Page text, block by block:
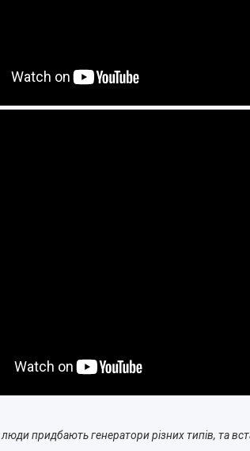
люди придбають генератори різних типів, та